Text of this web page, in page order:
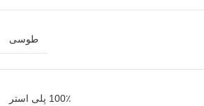
طوسی
100٪ پلی استر